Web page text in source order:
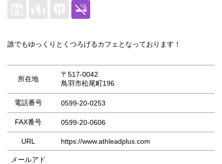
誰でもゆっくりとくつろげるカフェとなっております！
所在地
〒517-0042
鳥羽市松尾町196
電話番号 0599-20-0253
FAX番号 0599-20-0606
URL https://www.athleadplus.com
メールアド